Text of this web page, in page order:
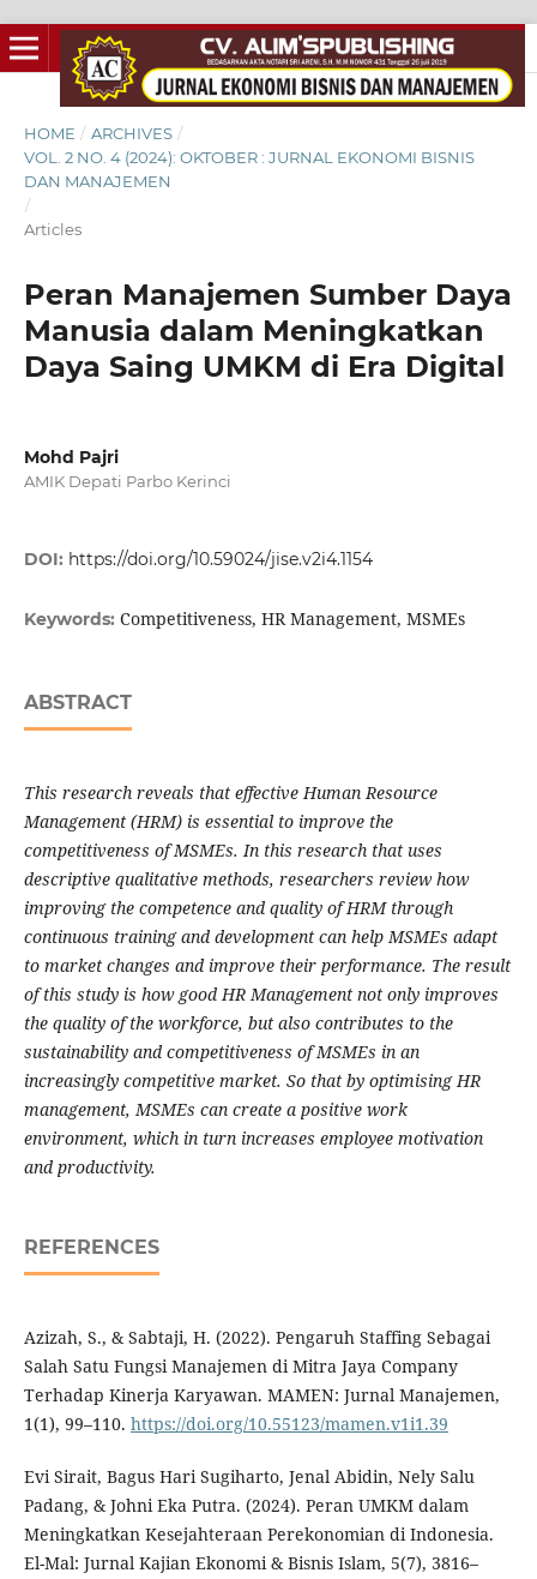
HOME / ARCHIVES /
VOL. 2 NO. 4 (2024): OKTOBER : JURNAL EKONOMI BISNIS
DAN MANAJEMEN
/
Articles
Peran Manajemen Sumber Daya
Manusia dalam Meningkatkan
Daya Saing UMKM di Era Digital
Mohd Pajri
AMIK Depati Parbo Kerinci
DOI: https://doi.org/10.59024/jise.v2i4.1154
Keywords: Competitiveness, HR Management, MSMEs
ABSTRACT
This research reveals that effective Human Resource
Management (HRM) is essential to improve the
competitiveness of MSMEs. In this research that uses
descriptive qualitative methods, researchers review how
improving the competence and quality of HRM through
continuous training and development can help MSMEs adapt
to market changes and improve their performance. The result
of this study is how good HR Management not only improves
the quality of the workforce, but also contributes to the
sustainability and competitiveness of MSMEs in an
increasingly competitive market. So that by optimising HR
management, MSMEs can create a positive work
environment, which in turn increases employee motivation
and productivity.
REFERENCES
Azizah, S., & Sabtaji, H. (2022). Pengaruh Staffing Sebagai
Salah Satu Fungsi Manajemen di Mitra Jaya Company
Terhadap Kinerja Karyawan. MAMEN: Jurnal Manajemen,
1(1), 99–110. https://doi.org/10.55123/mamen.v1i1.39
Evi Sirait, Bagus Hari Sugiharto, Jenal Abidin, Nely Salu
Padang, & Johni Eka Putra. (2024). Peran UMKM dalam
Meningkatkan Kesejahteraan Perekonomian di Indonesia.
El-Mal: Jurnal Kajian Ekonomi & Bisnis Islam, 5(7), 3816–